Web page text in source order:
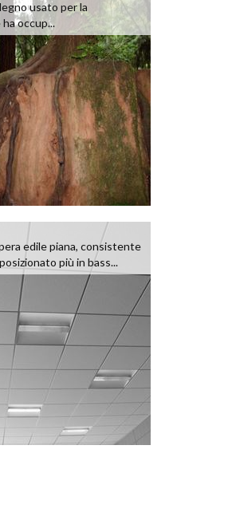
usato per la
occup...
edile piana, consistente
più in bass...